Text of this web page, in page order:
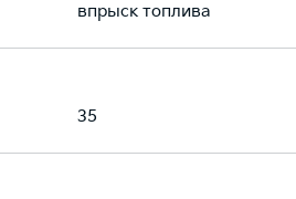
впрыск топлива
35